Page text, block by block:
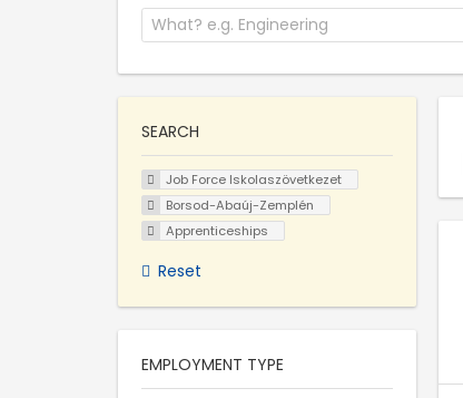
SEARCH
Job Force Iskolaszövetkezet
Borsod-Abaúj-Zemplén
Apprenticeships
Reset
EMPLOYMENT TYPE